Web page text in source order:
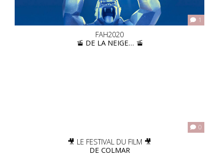
1
FAH2020
🚡 DE LA NEIGE… 🚡
0
🎥 LE FESTIVAL DU FILM 🎥
DE COLMAR